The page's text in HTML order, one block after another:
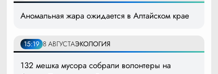
Аномальная жара ожидается в Алтайском крае
15:19 8 АВГУСТАЭКОЛОГИЯ
132 мешка мусора собрали волонтеры на